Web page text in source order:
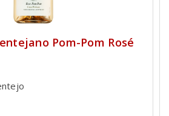
Pom-Pom Rosé